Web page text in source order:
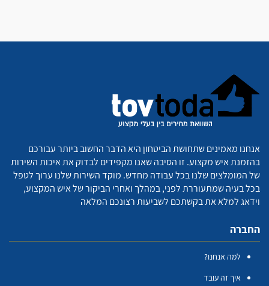
אנחנו מאמינים שתחושת הביטחון היא הדבר החשוב ביותר עבורכם
בהזמנת איש מקצוע. זו הסיבה שאנו מקפידים לבדוק את איכות השירות
של המומלצים שלנו בכל עבודה מחדש. מוקד השירות שלנו ערוך לטפל
בכל בעיה שמתעוררת לפני, במהלך ואחרי הביקור של איש המקצוע,
וידאג למלא את בקשתכם לשביעות רצונכם המלאה
החברה
למה אנחנו?
איך זה עובד